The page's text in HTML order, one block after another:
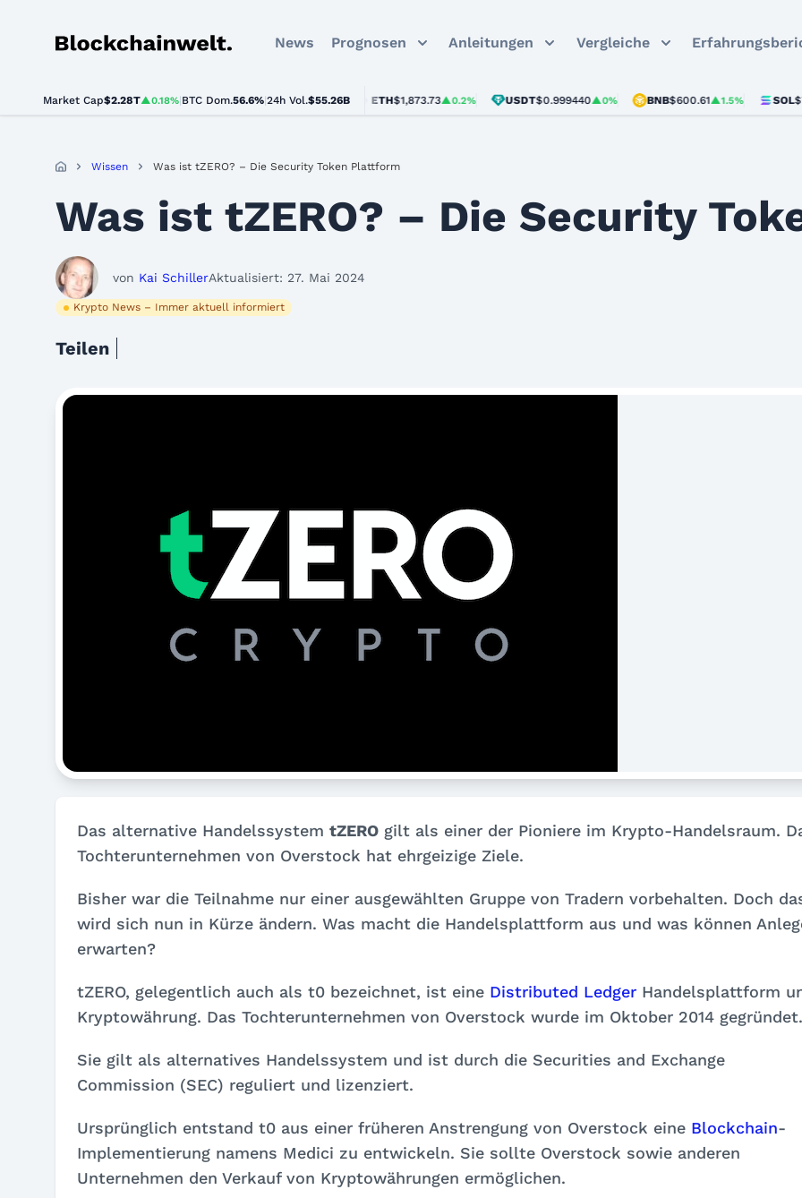
Blockchainwelt News Prognosen Anleitungen Vergleiche
Market Cap$2.28T▲0.18% BTC Dom.56.6% 24h Vol.$55.26B
BTC$64,371.00▲0.8% ETH $1,873.73▲0.2% USDT$0.999440▲0% BNB$600.61▲1.5% SOL$73.81
Wissen Was ist tZERO? – Die Security Token Plattform
Was ist tZERO? – Die Security
von Kai SchillerAktualisiert: 27. Mai 2024
Krypto News – Immer aktuell informiert
Teilen
Das alternative Handelssystem tZERO gilt als einer der Pioniere im Krypto-Handelsraum.
Tochterunternehmen von Overstock hat ehrgeizige Ziele.
Bisher war die Teilnahme nur einer ausgewählten Gruppe von Tradern vorbehalten. Doch
wird sich nun in Kürze ändern. Was macht die Handelsplattform aus und was können
erwarten?
tZERO, gelegentlich auch als t0 bezeichnet, ist eine Distributed Ledger Handelsplattform
Kryptowährung. Das Tochterunternehmen von Overstock wurde im Oktober 2014 gegründet.
Sie gilt als alternatives Handelssystem und ist durch die Securities and Exchange
Commission (SEC) reguliert und lizenziert.
Ursprünglich entstand t0 aus einer früheren Anstrengung von Overstock eine Blockchain-
Implementierung namens Medici zu entwickeln. Sie sollte Overstock sowie anderen
Unternehmen den Verkauf von Kryptowährungen ermöglichen.